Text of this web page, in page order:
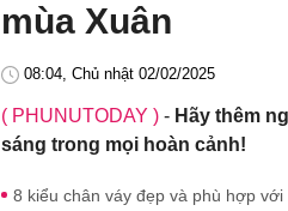
mùa Xuân
08:04, Chủ nhật 02/02/2025
( PHUNUTODAY ) - Hãy thêm
sáng trong mọi hoàn cảnh!
8 kiểu chân váy đẹp và phù hợp